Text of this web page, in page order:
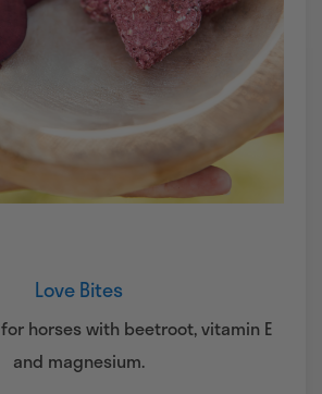
Love Bites
horses with beetroot, vitamin E
and magnesium.